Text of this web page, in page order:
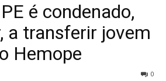
é condenado,
a transferir jovem
Hemope
0